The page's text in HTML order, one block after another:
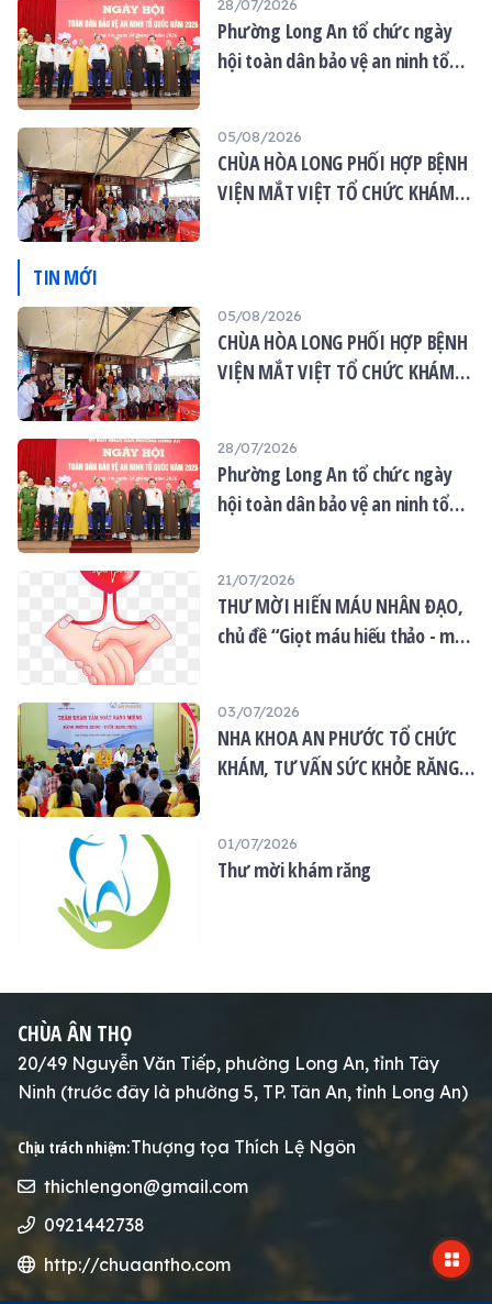
28/07/2026
Phường Long An tổ chức ngày
hội toàn dân bảo vệ an ninh tổ
05/08/2026
CHÙA HÒA LONG PHỐI HỢP BỆNH
VIỆN MẮT VIỆT TỔ CHỨC KHÁM
TIN MỚI
05/08/2026
CHÙA HÒA LONG PHỐI HỢP BỆNH
VIỆN MẮT VIỆT TỔ CHỨC KHÁM
28/07/2026
Phường Long An tổ chức ngày
hội toàn dân bảo vệ an ninh tổ
21/07/2026
THƯ MỜI HIẾN MÁU NHÂN ĐẠO,
chủ đề “Giọt máu hiếu thảo - mùa
03/07/2026
NHA KHOA AN PHƯỚC TỔ CHỨC
KHÁM, TƯ VẤN SỨC KHỎE RĂNG
01/07/2026
Thư mời khám răng
CHÙA ÂN THỌ
20/49 Nguyễn Văn Tiếp, phường Long An, tỉnh Tây
Ninh (trước đây là phường 5, TP. Tân An, tỉnh Long An)
Chịu trách nhiệm:Thượng tọa Thích Lệ Ngôn
thichlengon@gmail.com
0921442738
http://chuaantho.com